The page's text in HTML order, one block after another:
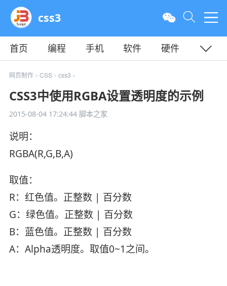
css3
首页 编程 手机 软件
硬件
教程
平面
网页制作> CSS> css3 >
CSS3中使用RGBA设置透明度的示例
2015-08-04 17:24:44脚本之家
说明：
RGBA(R,G,B,A)
取值：
R：红色值。正整数 | 百分数
G：绿色值。正整数 | 百分数
B：蓝色值。正整数 | 百分数
A：Alpha透明度。取值0~1之间。